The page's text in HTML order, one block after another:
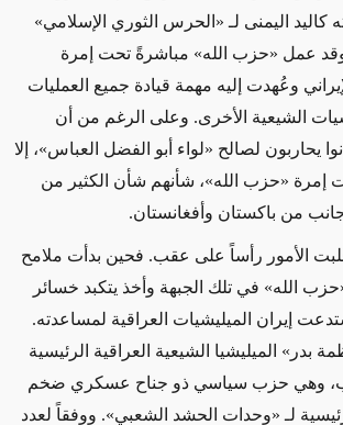
كاليد اليمنى لـ «الحرس الثوري الإسلامي»
وقد عمل «حزب الله» مباشرةً تحت إمرة
وعُهدت إليه مهمة قيادة جميع العمليات
الشيعية الأخرى. وعلى الرغم من أن
يحاربون لصالح «لواء أبو الفضل العباس»، إلا
إمرة «حزب الله»، شأنهم شأن الكثير من
من باكستان وأفغانستان.
الأمور رأساً على عقب. فحين بدأت ملامح
الله» في تلك الجبهة وأخذ يتكبد خسائر
إيران الميليشيات العراقية لمساعدته.
بدر» الميليشيا الشيعية العراقية الرئيسية
وهي حزب سياسي ذو جناح عسكري ضخم
لـ «وحدات الحشد الشعبي». ووفقاً لعدد